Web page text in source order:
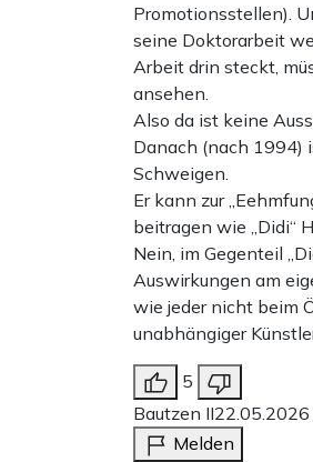
Promotionsstellen).
seine Doktorarbeit
Arbeit drin steckt,
ansehen.
Also da ist keine
Danach (nach 1994)
Schweigen.
Er kann zur
beitragen wie „Didi“
Nein, im Gegenteil
Auswirkungen am
wie jeder nicht beim
unabhängiger
5
Bautzen II
Melden